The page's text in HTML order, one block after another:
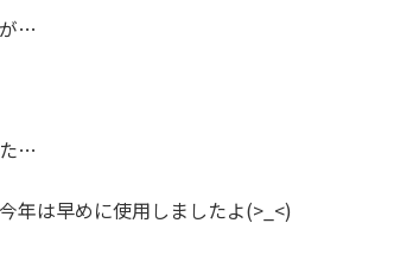
…
…
年は早めに使用しましたよ(>_<)